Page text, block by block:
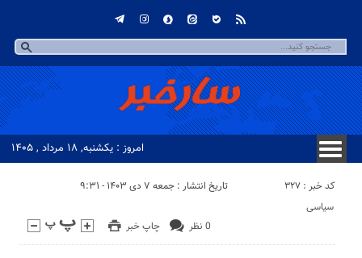
امروز : یکشنبه, ۱۸ مرداد , ۱۴۰۵
کد خبر : 327 تاریخ انتشار : جمعه ۷ دی ۱۴۰۳ - ۹:۳۱
چاپ خبر 0 نظر
سیاسی